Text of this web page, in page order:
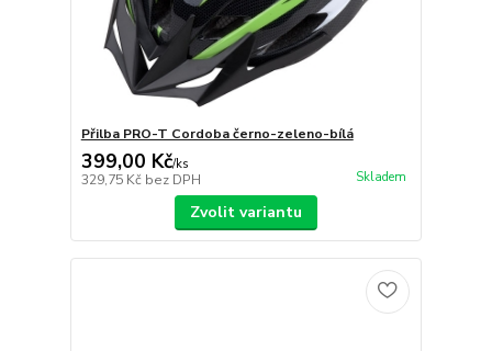
Přilba PRO-T Cordoba černo-zeleno-bílá
399,00 Kč/ks
329,75 Kč bez DPH Skladem
Zvolit variantu